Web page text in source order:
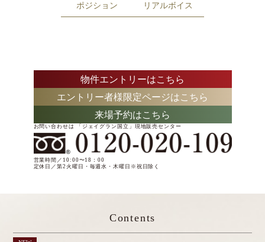
ポジション リアルボイス
物件エントリーはこちら
エントリー者様限定ページはこちら
来場予約はこちら
お問い合わせは 「ジェイグラン国立」現地販売センター
営業時間／10:00〜18：00
定休日／第2火曜日・毎週水・木曜日※祝日除く
Contents